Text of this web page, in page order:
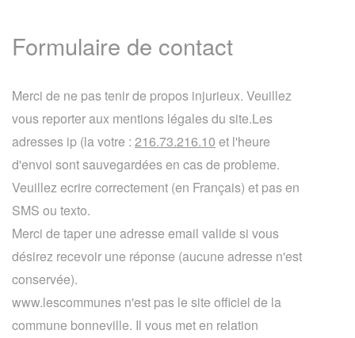
Formulaire de contact
Merci de ne pas tenir de propos injurieux. Veuillez
vous reporter aux mentions légales du site.Les
adresses ip (la votre : 216.73.216.10 et l'heure
d'envoi sont sauvegardées en cas de probleme.
Veuillez ecrire correctement (en Français) et pas en
SMS ou texto.
Merci de taper une adresse email valide si vous
désirez recevoir une réponse (aucune adresse n'est
conservée).
www.lescommunes n'est pas le site officiel de la
commune bonneville. Il vous met en relation